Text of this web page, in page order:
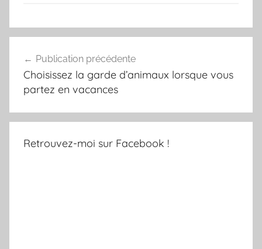
de
l’article
Publication précédente
Choisissez la garde d’animaux lorsque vous
partez en vacances
Retrouvez-moi sur Facebook !